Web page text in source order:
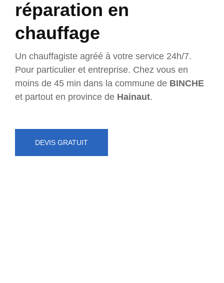
réparation en
chauffage
Un chauffagiste agréé à votre service 24h/7.
Pour particulier et entreprise. Chez vous en
moins de 45 min dans la commune de BINCHE
et partout en province de Hainaut.
DEVIS GRATUIT